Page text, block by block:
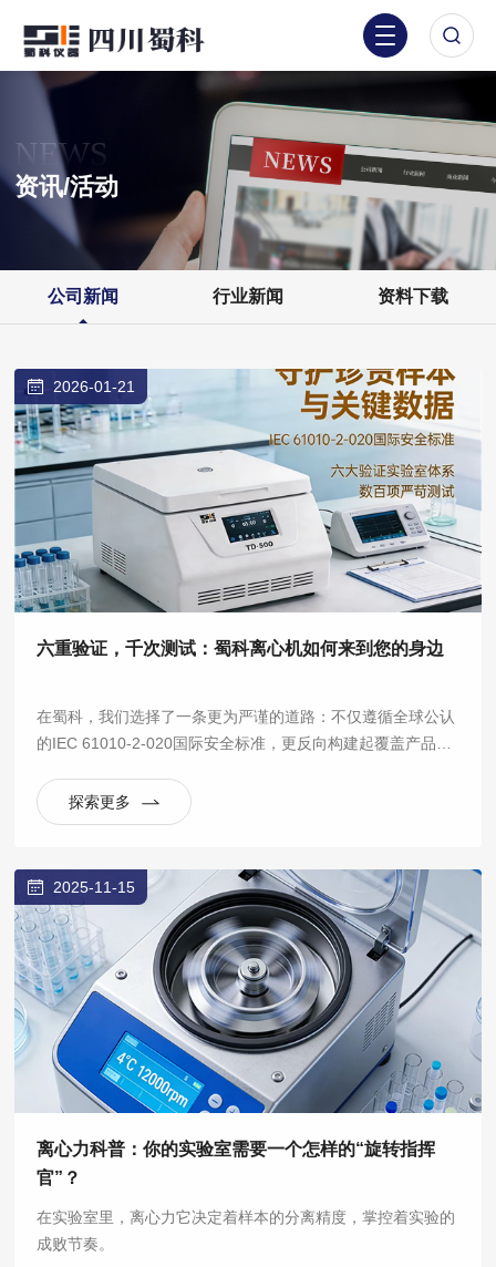
NEWS
资讯/活动
公司新闻 行业新闻 资料下载
2026-01-21
六重验证，千次测试：蜀科离心机如何来到您的身边
在蜀科，我们选择了一条更为严谨的道路：不仅遵循全球公认
的IEC 61010-2-020国际安全标准，更反向构建起覆盖产品全
拆解为数百项可量化、可重复的严苛测试。
探索更多
2025-11-15
离心力科普：你的实验室需要一个怎样的“旋转指挥
官”？
在实验室里，离心力它决定着样本的分离精度，掌控着实验的
成败节奏。